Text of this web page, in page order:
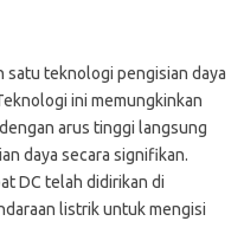
satu teknologi pengisian daya
ini memungkinkan
arus tinggi langsung
daya secara signifikan.
DC telah didirikan di
listrik untuk mengisi